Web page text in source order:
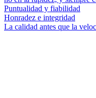
Puntualidad y fiabilidad
Honradez e integridad
La calidad antes que la